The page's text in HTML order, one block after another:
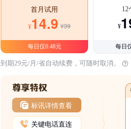
首月试用
¥14.9 ¥39
每日仅0.48元
12
¥
每日
到期29元/月/省自动续费，可随时取消。
标讯详情查看
关键电话直连